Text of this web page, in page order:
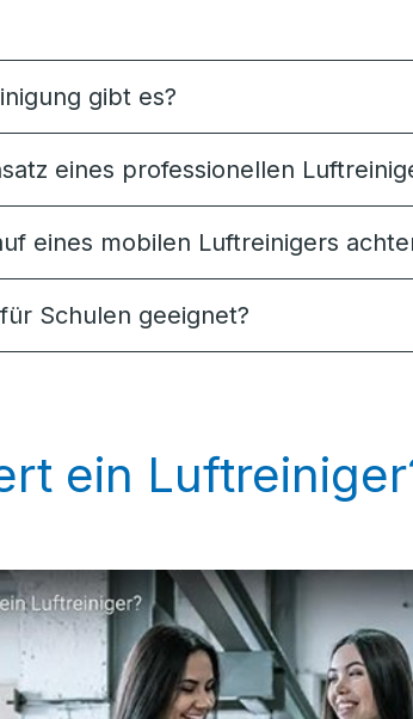
gibt es?
eines professionellen
eines mobilen Luftreinigers
Schulen geeignet?
ein